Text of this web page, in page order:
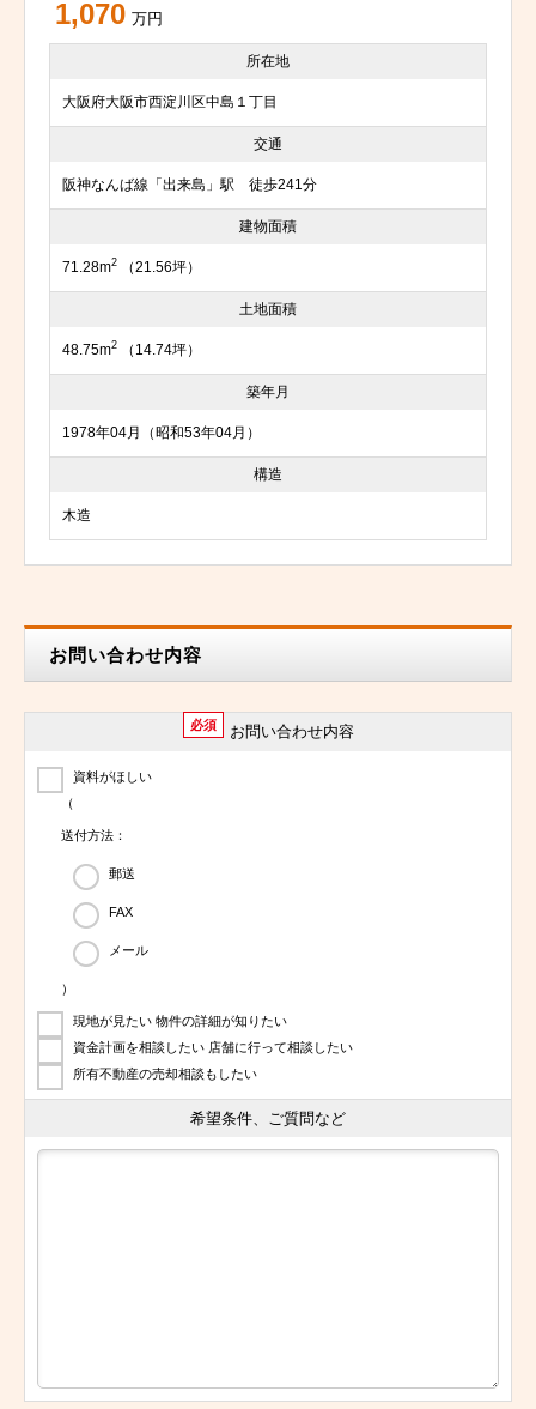
1,070 万円
所在地
大阪府大阪市西淀川区中島１丁目
交通
阪神なんば線「出来島」駅 徒歩241分
建物面積
71.28m2 （21.56坪）
土地面積
48.75m2 （14.74坪）
築年月
1978年04月（昭和53年04月）
構造
木造
お問い合わせ内容
必須 お問い合わせ内容
資料がほしい
（
送付方法：
郵送
FAX
メール
）
現地が見たい 物件の詳細が知りたい
資金計画を相談したい 店舗に行って相談したい
所有不動産の売却相談もしたい
希望条件、ご質問など